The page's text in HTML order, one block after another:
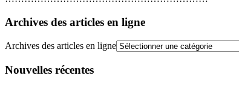
Archives des articles en ligne
Archives des articles en ligne
Nouvelles récentes